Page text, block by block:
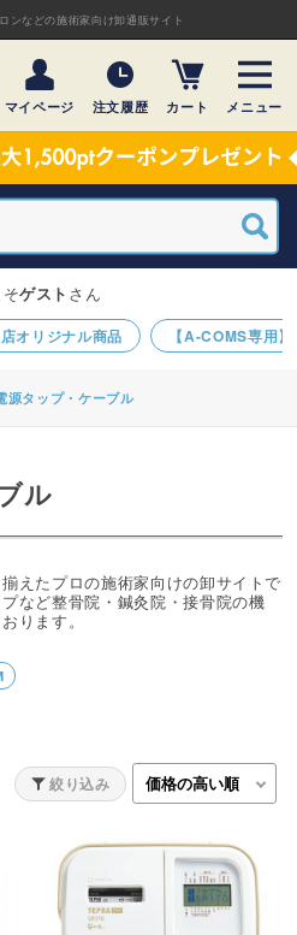
ンなどの施術家向け卸通販サイト
マイページ 注文履歴 カート メニュー
オリジナル商品 【A-COMS専用
そゲスト さん
源タップ・ケーブル
ル
えたプロの施術家向けの卸サイトで
など整骨院・鍼灸院・接骨院の機
ります。
絞り込み